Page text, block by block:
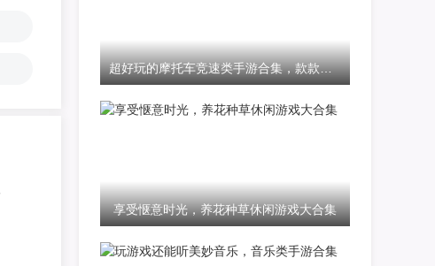
超好玩的摩托车竞速类手游合集，款款经典
享受惬意时光，养花种草休闲游戏大合集